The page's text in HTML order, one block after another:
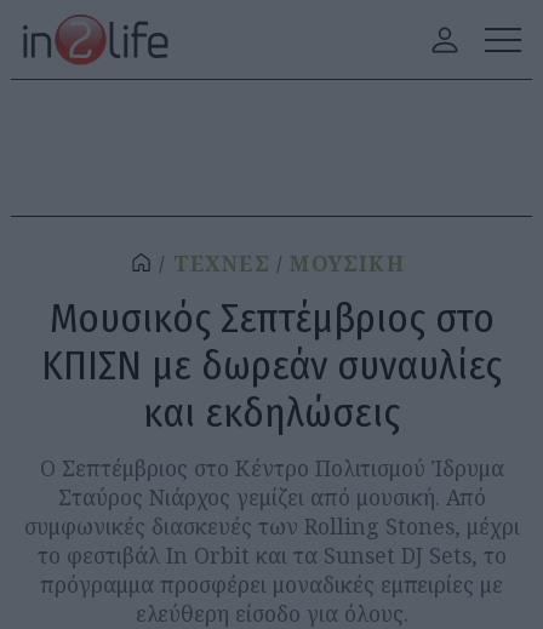
ΤΕΧΝΕΣ ΜΟΥΣΙΚΗ
Μουσικός Σεπτέμβριος στο
ΚΠΙΣΝ με δωρεάν συναυλίες
και εκδηλώσεις
Ο Σεπτέμβριος στο Κέντρο Πολιτισμού Ίδρυμα
Σταύρος Νιάρχος γεμίζει από μουσική. Από
συμφωνικές διασκευές των Rolling Stones, μέχρι
το φεστιβάλ In Orbit και τα Sunset DJ Sets, το
πρόγραμμα προσφέρει μοναδικές εμπειρίες με
ελεύθερη είσοδο για όλους.